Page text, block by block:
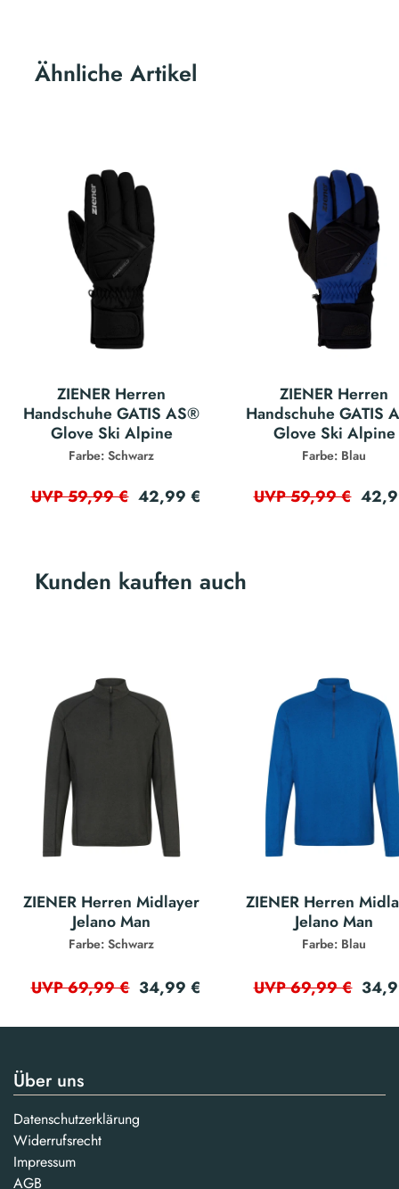
Ähnliche Artikel
ZIENER Herren
Handschuhe GATIS AS®
Glove Ski Alpine
Farbe: Schwarz
UVP 59,99 € 42,99 €
ZIENER Herren
Handschuhe GATIS
Glove Ski Alpine
Farbe: Blau
UVP 59,99 €
Kunden kauften auch
ZIENER Herren Midlayer
Jelano Man
Farbe: Schwarz
UVP 69,99 € 34,99 €
ZIENER Herren
Jelano Man
Farbe: Blau
UVP 69,99 €
Über uns
Datenschutzerklärung
Widerrufsrecht
Impressum
AGB